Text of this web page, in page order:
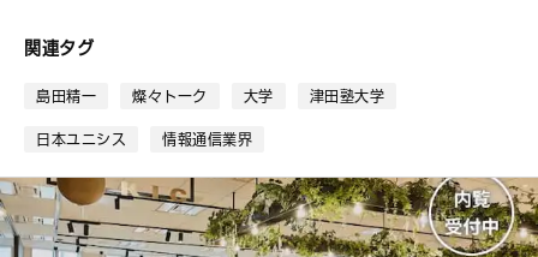
関連タグ
島田精一 燦々トーク 大学 津田塾大学
日本ユニシス 情報通信業界